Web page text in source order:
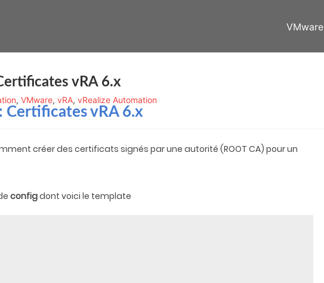
VMware
vRA 6.x
, VMware, vRA, vRealize Automation
: Certificates vRA 6.x
créer des certificats signés par une autorité (ROOT CA) pour un
configdont voici le template